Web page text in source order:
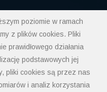
poziomie w ramach
z plików cookies. Pliki
prawidłowego działania
podstawowych jej
pliki cookies są przez nas
i analiz korzystania